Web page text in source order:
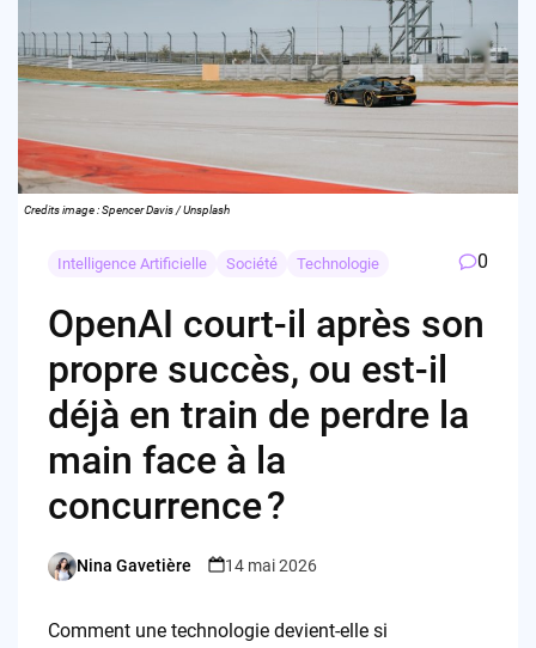
Credits image : Spencer Davis / Unsplash
Intelligence Artificielle Société Technologie 0
OpenAI court-il après son
propre succès, ou est-il
déjà en train de perdre la
main face à la
concurrence ?
Posted
Nina Gavetière 14 mai 2026
Comment une technologie devient-elle si